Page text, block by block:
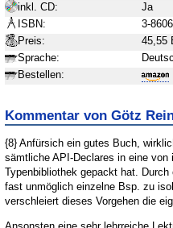
inkl. CD:
Ja
ISBN:
3-
Preis:
45,55
Sprache:
Bestellen:
Kommentar von Götz
{8} Anfürsich ein gutes Buch,
sämtliche API-Declares in eine von
Typenbibliothek gepackt hat.
fast unmöglich einzelne Bsp. zu
verschleiert dieses Vorgehen die